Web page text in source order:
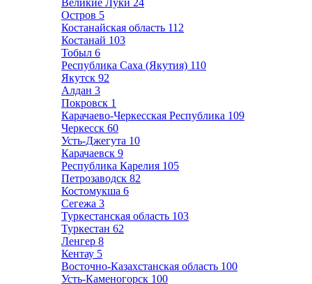
Великие Луки 24
Остров 5
Костанайская область 112
Костанай 103
Тобыл 6
Республика Саха (Якутия) 110
Якутск 92
Алдан 3
Покровск 1
Карачаево-Черкесская Республика 109
Черкесск 60
Усть-Джегута 10
Карачаевск 9
Республика Карелия 105
Петрозаводск 82
Костомукша 6
Сегежа 3
Туркестанская область 103
Туркестан 62
Ленгер 8
Кентау 5
Восточно-Казахстанская область 100
Усть-Каменогорск 100